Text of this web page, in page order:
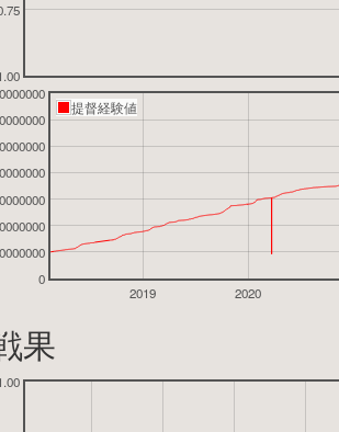
2019 2020
0
提督経験値
果